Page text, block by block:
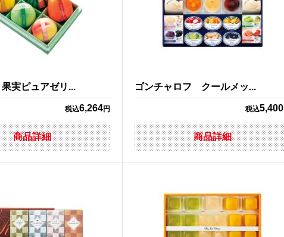
実ピュアゼリ...
税込6,264円
商品詳細
ゴンチャロフ クールメッ...
税込5,400
商品詳細